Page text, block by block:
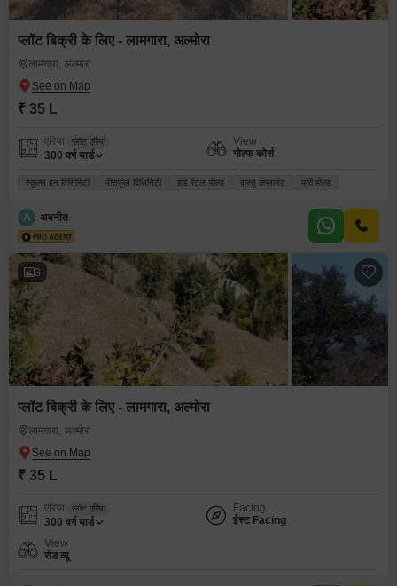
प्लॉट बिक्री के लिए - लामगारा, अल्मोरा
लामगारा, अल्मोरा
₹ 35 L
एरिया प्लॉट एरिया
300 वर्ग यार्ड
View
गोल्फ कोर्स
स्कूल्स इन विसिनिटी पीसफुल विसिनिटी हाई रेंटल यील्ड वास्तु कंप्लायंट फ्री होल्ड
A अवनीत
3
प्लॉट बिक्री के लिए - लामगारा, अल्मोरा
लामगारा, अल्मोरा
₹ 35 L
एरिया प्लॉट एरिया
300 वर्ग यार्ड
Facing
ईस्ट Facing
View
रोड व्यू